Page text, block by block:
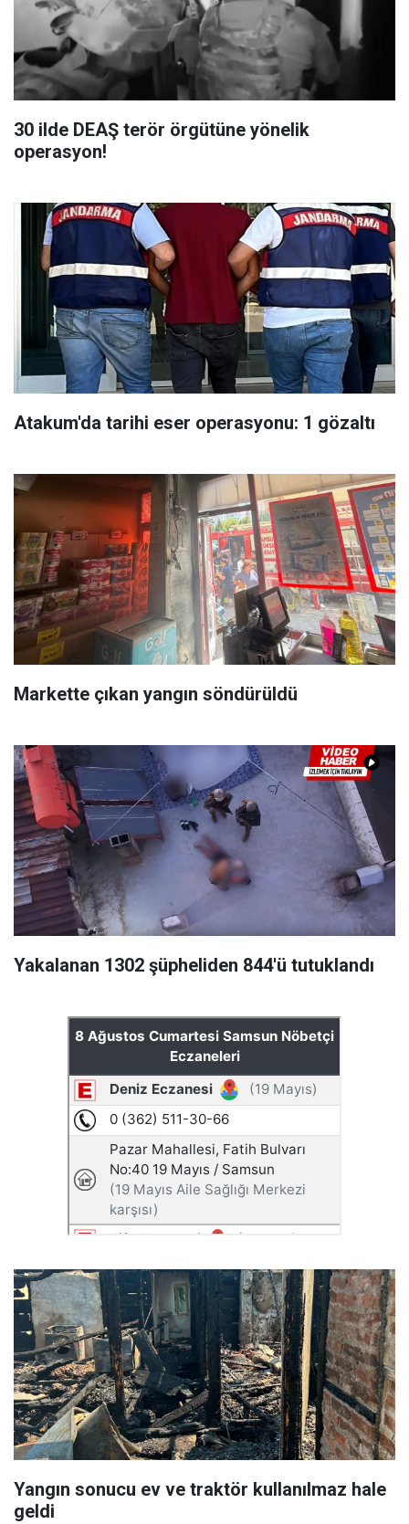
30 ilde DEAŞ terör örgütüne yönelik
operasyon!
Atakum'da tarihi eser operasyonu: 1 gözaltı
Markette çıkan yangın söndürüldü
Yakalanan 1302 şüpheliden 844'ü tutuklandı
Yangın sonucu ev ve traktör kullanılmaz hale
geldi